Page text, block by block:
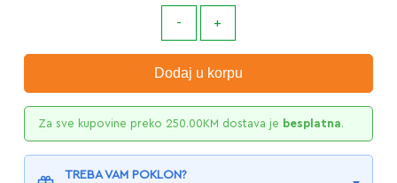
Dodaj u korpu
Za sve kupovine preko 250.00 KM dostava je besplatna.
TREBA VAM POKLON?